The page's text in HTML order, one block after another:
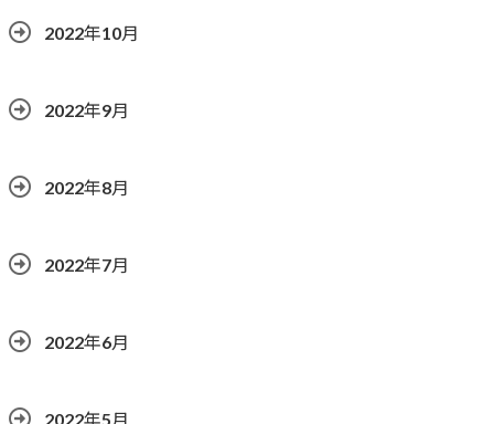
2022年10月
2022年9月
2022年8月
2022年7月
2022年6月
2022年5月